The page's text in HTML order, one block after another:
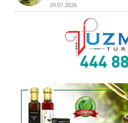
29.07.2026